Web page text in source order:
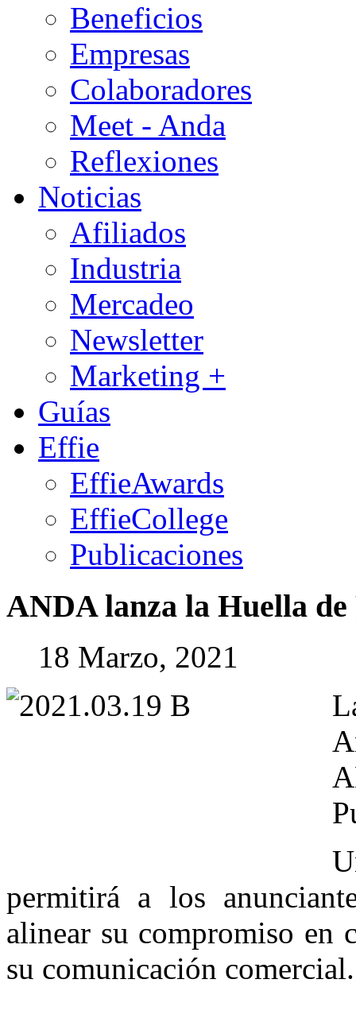
Beneficios
Empresas
Colaboradores
Meet - Anda
Reflexiones
Noticias
Afiliados
Industria
Mercadeo
Newsletter
Marketing +
Guías
Effie
EffieAwards
EffieCollege
Publicaciones
ANDA lanza la Huella de
18 Marzo, 2021
permitirá a los
alinear su compromiso en
su comunicación comercial.